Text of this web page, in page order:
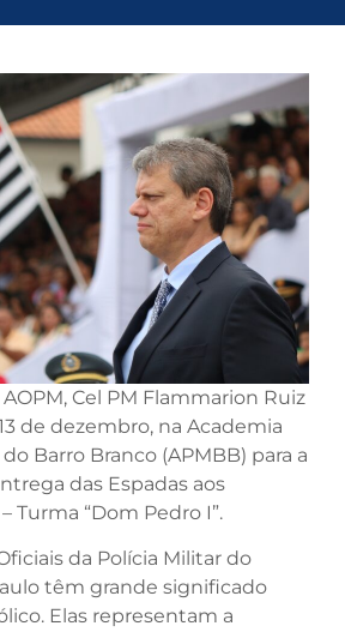
Cel PM Flammarion Ruiz
de dezembro, na Academia
Barro Branco (APMBB) para a
das Espadas aos
Turma “Dom Pedro I”.
da Polícia Militar do
têm grande significado
Elas representam a